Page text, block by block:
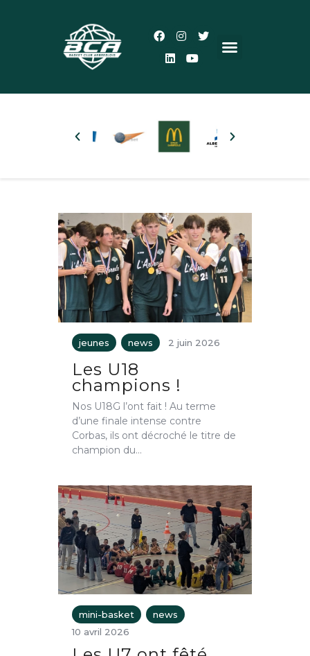
Accueil
Actualités
Autres pratiques
Partenaires
Boutique
Plus d’infos
jeunes news 2 juin 2026
Les U18
champions !
Nos U18G l’ont fait ! Au terme
d’une finale intense contre
Corbas, ils ont décroché le titre de
champion du…
mini-basket
news
10 avril 2026